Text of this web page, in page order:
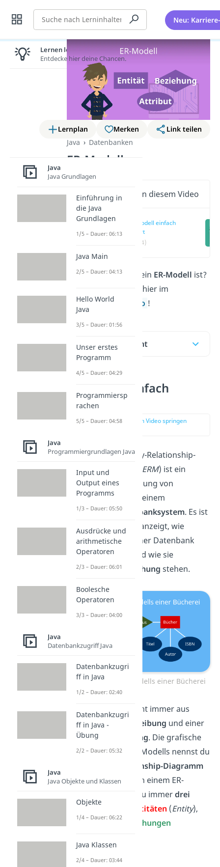
Suche Neu:
Lernplan Merken
Link teilen
Java
Datenbanken
ER-Modell
Wichtige Inhalte in diesem Video
ER-Modell einfach
erklärt
(00:14)
Du fragst dich, was ein ER-Modell ist?
Das erklären wir dir hier im
Beitrag und im
Video !
Inhaltsübersicht
ER-Modell einfach
erklärt
zur Stelle im Video springen
EinER-Modell(Entity-Relationship-
Modell, Abkürzung: ERM) ist ein
Konzept zur Darstellung von
Datenstrukturen
in einem
relationalen Datenbanksystem. Es ist
also ein Modell das anzeigt, wie
Informationen in einer Datenbank
gespeichertsind und wie sie
zueinanderin Beziehung stehen.
Beispiel eines ER-Modells einer Bücherei
Ein ER-Modell besteht immer aus
einerModellbeschreibung und einer
visuellen Darstellung. Die grafische
Abbildung eines ER-Modells nennst du
Entity-Relationship-Diagramm
(Abkürzung:ERD
). In einem ER-
Diagramm findest du immerdrei
Grundelemente
Entitäten (Entity),
AttributeundBeziehungen
Lernen lohnt sich!
Entdecke hier deine Chancen.
Java
Java Grundlagen
Einführung in
die Java
Grundlagen
1/5 – Dauer: 06:13
Java Main
2/5 – Dauer: 04:13
Hello World
Java
3/5 – Dauer: 01:56
Unser erstes
Programm
4/5 – Dauer: 04:29
Programmiersp
rachen
5/5 – Dauer: 04:58
Java
Programmiergrundlagen Java
Input und
Output eines
Programms
1/3 – Dauer: 05:50
Ausdrücke und
arithmetische
Operatoren
2/3 – Dauer: 06:01
Boolesche
Operatoren
3/3 – Dauer: 04:00
Java
Datenbankzugriff Java
Datenbankzugri
ff in Java
1/2 – Dauer: 02:40
Datenbankzugri
ff in Java -
Übung
2/2 – Dauer: 05:32
Java
Java Objekte und Klassen
Objekte
1/4 – Dauer: 06:22
Java Klassen
2/4 – Dauer: 03:44